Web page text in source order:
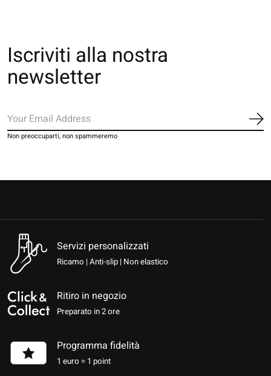
Iscriviti alla nostra
newsletter
Non preoccuparti, non spammeremo
Servizi personalizzati
Ricamo | Anti-slip | Non elastico
Ritiro in negozio
Preparato in 2 ore
Programma fidelità
1 euro = 1 point